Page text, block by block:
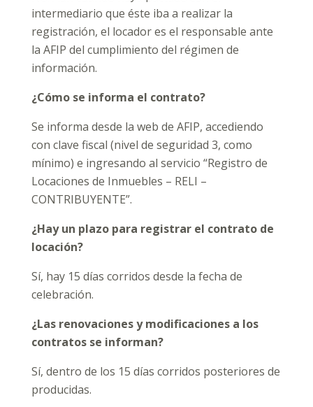
intermediario que éste iba a realizar la
registración, el locador es el responsable ante
la AFIP del cumplimiento del régimen de
información.
¿Cómo se informa el contrato?
Se informa desde la web de AFIP, accediendo
con clave fiscal (nivel de seguridad 3, como
mínimo) e ingresando al servicio “Registro de
Locaciones de Inmuebles – RELI –
CONTRIBUYENTE”.
¿Hay un plazo para registrar el contrato de
locación?
Sí, hay 15 días corridos desde la fecha de
celebración.
¿Las renovaciones y modificaciones a los
contratos se informan?
Sí, dentro de los 15 días corridos posteriores de
producidas.